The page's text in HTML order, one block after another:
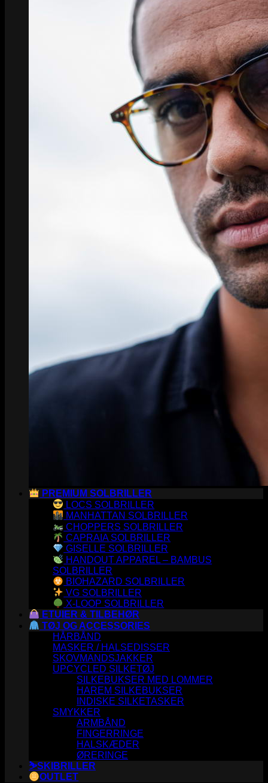
PREMIUM SOLBRILLER
LOCS SOLBRILLER
MANHATTAN SOLBRILLER
CHOPPERS SOLBRILLER
CAPRAIA SOLBRILLER
GISELLE SOLBRILLER
HANDOUT APPAREL – BAMBUS
SOLBRILLER
BIOHAZARD SOLBRILLER
VG SOLBRILLER
X-LOOP SOLBRILLER
ETUIER & TILBEHØR
TØJ OG ACCESSORIES
HÅRBÅND
MASKER / HALSEDISSER
SKOVMANDSJAKKER
UPCYCLED SILKETØJ
SILKEBUKSER MED LOMMER
HAREM SILKEBUKSER
INDISKE SILKETASKER
SMYKKER
ARMBÅND
FINGERRINGE
HALSKÆDER
ØRERINGE
⛷️SKIBRILLER
OUTLET